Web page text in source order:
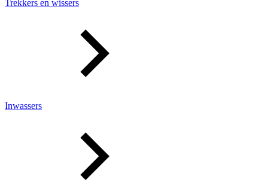
Trekkers en wissers
Inwassers